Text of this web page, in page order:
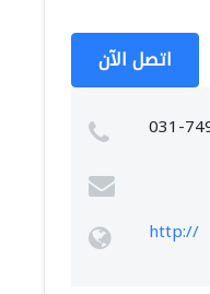
اتصل الآن
031-
http://